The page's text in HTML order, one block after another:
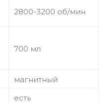
2800-3200 об/мин
700 мл
магнитный
есть